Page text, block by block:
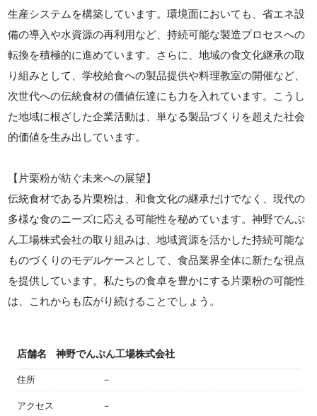
生産システムを構築しています。環境面においても、省エネ設
備の導入や水資源の再利用など、持続可能な製造プロセスへの
転換を積極的に進めています。さらに、地域の食文化継承の取
り組みとして、学校給食への製品提供や料理教室の開催など、
次世代への伝統食材の価値伝達にも力を入れています。こうし
た地域に根ざした企業活動は、単なる製品づくりを超えた社会
的価値を生み出しています。
【片栗粉が紡ぐ未来への展望】
伝統食材である片栗粉は、和食文化の継承だけでなく、現代の
多様な食のニーズに応える可能性を秘めています。神野でんぷ
ん工場株式会社の取り組みは、地域資源を活かした持続可能な
ものづくりのモデルケースとして、食品業界全体に新たな視点
を提供しています。私たちの食卓を豊かにする片栗粉の可能性
は、これからも広がり続けることでしょう。
店舗名 神野でんぷん工場株式会社
住所 －
アクセス －